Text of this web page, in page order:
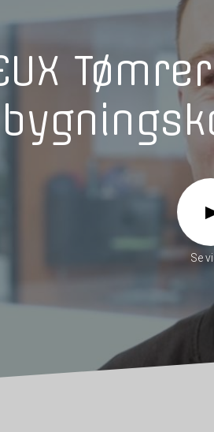
Se